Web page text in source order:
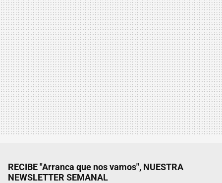
RECIBE "Arranca que nos vamos", NUESTRA
NEWSLETTER SEMANAL